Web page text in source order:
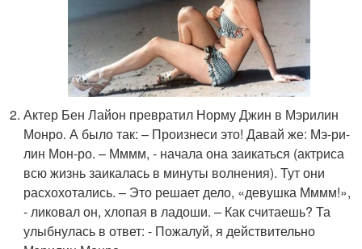
Актер Бен Лайон превратил Норму Джин в Мэрилин
Монро. А было так: – Произнеси это! Давай же: Мэ-ри-
лин Мон-ро. – Мммм, - начала она заикаться (актриса
всю жизнь заикалась в минуты волнения). Тут они
расхохотались. – Это решает дело, «девушка Мммм!»,
- ликовал он, хлопая в ладоши. – Как считаешь? Та
улыбнулась в ответ: - Пожалуй, я действительно